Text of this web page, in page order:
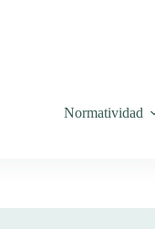
Normatividad